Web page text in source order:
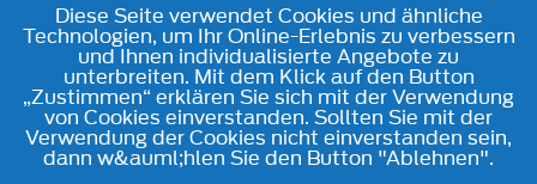
Diese Seite verwendet Cookies und ähnliche
Technologien, um Ihr Online-Erlebnis zu verbessern
und Ihnen individualisierte Angebote zu
unterbreiten. Mit dem Klick auf den Button
„Zustimmen“ erklären Sie sich mit der Verwendung
von Cookies einverstanden. Sollten Sie mit der
Verwendung der Cookies nicht einverstanden sein,
dann w&auml;hlen Sie den Button "Ablehnen".